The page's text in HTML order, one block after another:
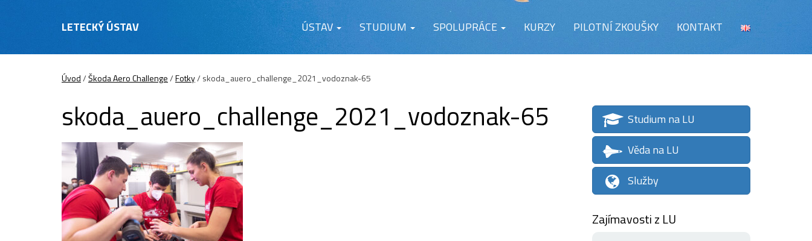
LETECKÝ ÚSTAV ÚSTAV STUDIUM SPOLUPRÁCE KURZY PILOTNÍ ZKOUŠKY KONTAKT
Úvod/Škoda Aero Challenge/Fotky/ skoda_auero_challenge_2021_vodoznak-65
skoda_auero_challenge_2021_vodoznak-65
Studium na LU
Věda na LU
Služby
Zajímavosti z LU